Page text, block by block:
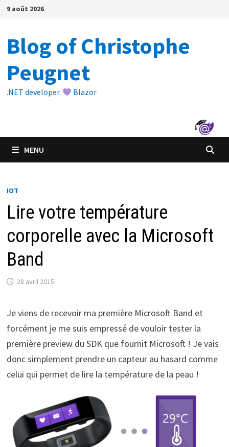
Passer
9 août 2026
Blog of Christophe
Peugnet
.NET developer. Blazor
MENU
IOT
Lire votre température
corporelle avec la Microsoft
Band
28 avril 2015
Je viens de recevoir ma première Microsoft Band et
forcément je me suis empressé de vouloir tester la
première preview du SDK que fournit Microsoft ! Je vais
donc simplement prendre un capteur au hasard comme
celui qui permet de lire la température de la peau !